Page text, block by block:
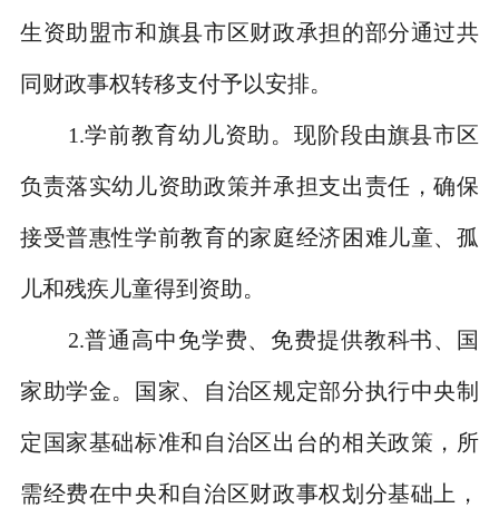
生资助盟市和旗县市区财政承担的部分通过共
同财政事权转移支付予以安排。
1.学前教育幼儿资助。现阶段由旗县市区
负责落实幼儿资助政策并承担支出责任，确保
接受普惠性学前教育的家庭经济困难儿童、孤
儿和残疾儿童得到资助。
2.普通高中免学费、免费提供教科书、国
家助学金。国家、自治区规定部分执行中央制
定国家基础标准和自治区出台的相关政策，所
需经费在中央和自治区财政事权划分基础上，